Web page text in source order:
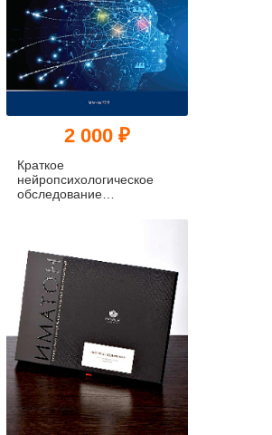
2 000 ₽
Краткое
нейропсихологическое
обследование